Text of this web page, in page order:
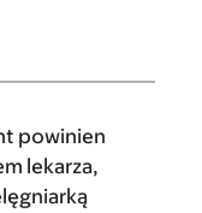
powinien
lekarza,